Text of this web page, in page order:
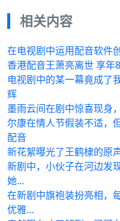
相关内容
在电视剧中运用配音软件
香港配音王萧亮离世 享年
电视剧中的某一幕竟成了
辉
墨雨云间在剧中惊喜现身
尔康在情人节假装不适，
配音
新花絮曝光了王鹤棣的原
新剧中，小伙子在河边发
她…
在新剧中旗袍装扮亮相，
优雅…